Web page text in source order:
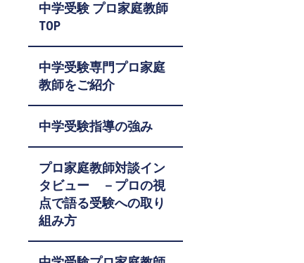
中学受験 プロ家庭教師
TOP
中学受験専門プロ家庭
教師をご紹介
中学受験指導の強み
プロ家庭教師対談イン
タビュー －プロの視
点で語る受験への取り
組み方